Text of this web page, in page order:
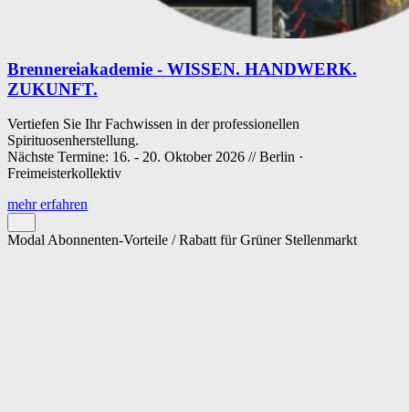
Brennereiakademie - WISSEN. HANDWERK.
ZUKUNFT.
Vertiefen Sie Ihr Fachwissen in der professionellen
Spirituosenherstellung.
Nächste Termine: 16. - 20. Oktober 2026 // Berlin ·
Freimeisterkollektiv
mehr erfahren
Modal Abonnenten-Vorteile / Rabatt für Grüner Stellenmarkt